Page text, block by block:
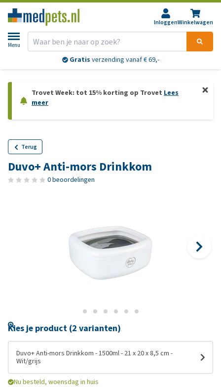
InloggenWinkelwagen
Menu
Gratis verzending vanaf € 69,-
Trovet Week: tot 15% korting op Trovet Lees
meer
Terug
Duvo+ Anti-mors Drinkkom
0 beoordelingen
Kies je product (2 varianten)
Duvo+ Anti-mors Drinkkom - 1500ml - 21 x 20 x 8,5 cm -
Wit/grijs
Nu besteld, woensdag in huis